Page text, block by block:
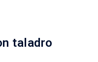
taladro